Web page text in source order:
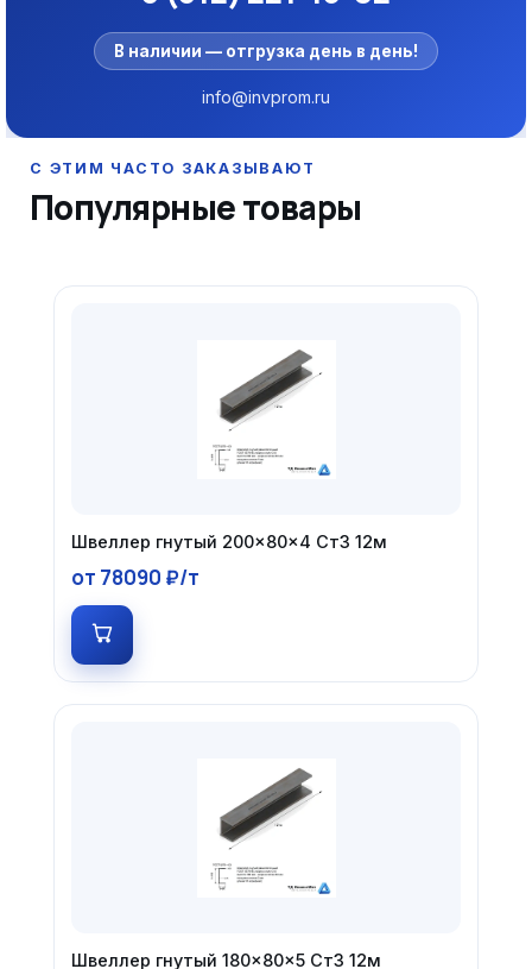
В наличии — отгрузка день в день!
info@invprom.ru
Популярные товары
Швеллер гнутый 200×80×4 Ст3 12м
от 78090 ₽/т
Швеллер гнутый 180×80×5 Ст3 12м